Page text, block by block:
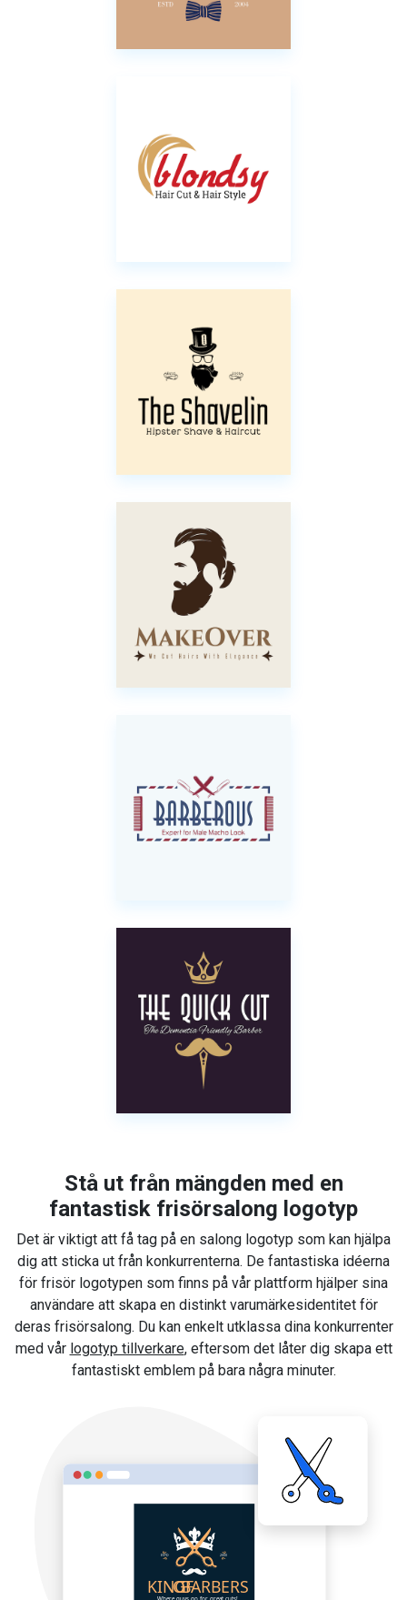
Stå ut från mängden med en
fantastisk frisörsalong logotyp
Det är viktigt att få tag på en salong logotyp som kan hjälpa
dig att sticka ut från konkurrenterna. De fantastiska idéerna
för frisör logotypen som finns på vår plattform hjälper sina
användare att skapa en distinkt varumärkesidentitet för
deras frisörsalong. Du kan enkelt utklassa dina konkurrenter
med vår logotyp tillverkare, eftersom det låter dig skapa ett
fantastiskt emblem på bara några minuter.